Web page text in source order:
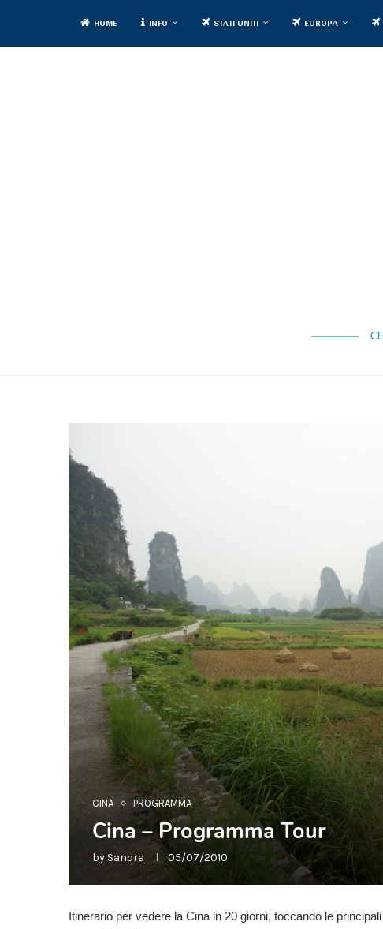
HOME INFO STATI UNITI EUROPA
CINA PROGRAMMA
Cina – Programma Tour
by Sandra 05/07/2010
Itinerario per vedere la Cina in 20 giorni, toccando le